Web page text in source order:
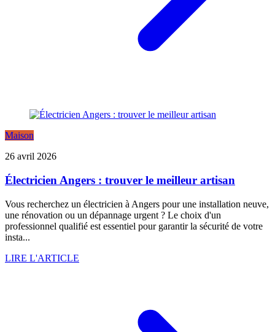
Maison
26 avril 2026
Électricien Angers : trouver le meilleur artisan
Vous recherchez un électricien à Angers pour une installation neuve,
une rénovation ou un dépannage urgent ? Le choix d'un
professionnel qualifié est essentiel pour garantir la sécurité de votre
insta...
LIRE L'ARTICLE